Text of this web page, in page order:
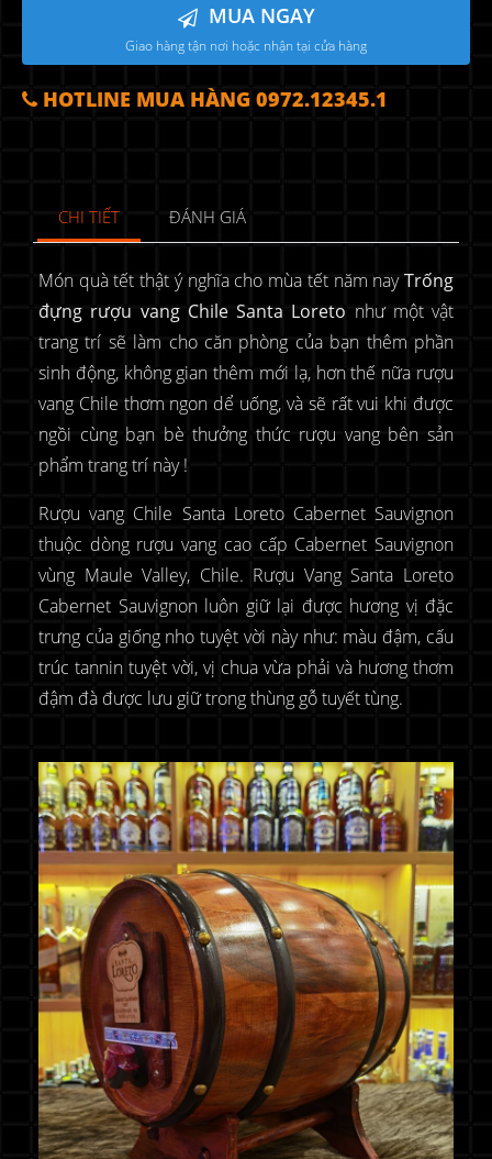
MUA NGAY
Giao hàng tận nơi hoặc nhận tại cửa hàng
HOTLINE MUA HÀNG 0972.12345.1
CHI TIẾT ĐÁNH GIÁ
Món quà tết thật ý nghĩa cho mùa tết năm nayTrống
đựng rượu vang Chile Santa Loreto như một vật
trang trí sẽ làm cho căn phòng của bạn thêm phần
sinh động, không gian thêm mới lạ, hơn thế nữa rượu
vang Chile thơm ngon dể uống, và sẽ rất vui khi được
ngồi cùng bạn bè thưởng thức rượu vang bên sản
phẩm trang trí này !
Rượu vang Chile Santa Loreto Cabernet Sauvignon
thuộc dòng rượu vang cao cấp Cabernet Sauvignon
vùng Maule Valley, Chile. Rượu Vang Santa Loreto
Cabernet Sauvignon luôn giữ lại được hương vị đặc
trưng của giống nho tuyệt vời này như: màu đậm, cấu
trúc tannin tuyệt vời, vị chua vừa phải và hương thơm
đậm đà được lưu giữ trong thùng gỗ tuyết tùng.